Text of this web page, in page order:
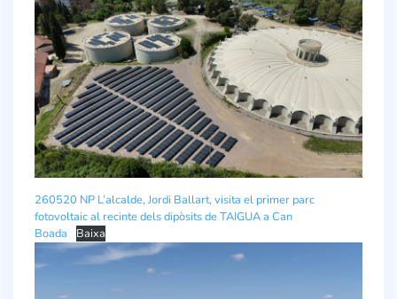
260520 NP L’alcalde, Jordi Ballart, visita el primer parc
fotovoltaic al recinte dels dipòsits de TAIGUA a Can
Boada
Baixa